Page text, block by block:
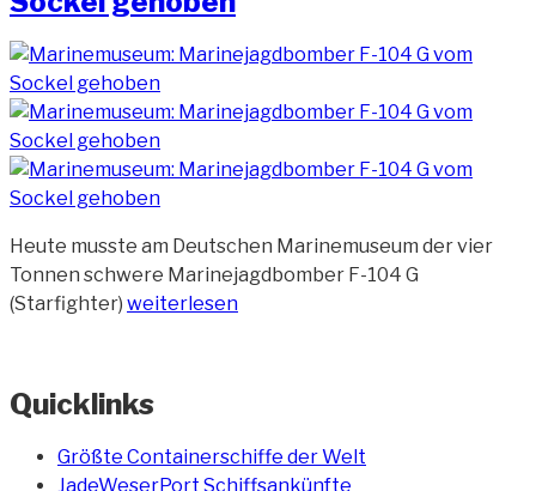
Heute musste am Deutschen Marinemuseum der vier
Tonnen schwere Marinejagdbomber F-104 G
(Starfighter) „Marinejagdbomber
G
vom
Sockel
gehoben“
weiterlesen
Quicklinks
Größte Containerschiffe der Welt
JadeWeserPort Schiffsankünfte